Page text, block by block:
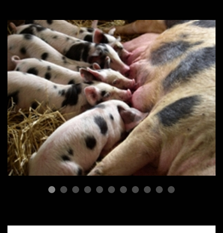
ПОРОДЫ СВИНЕЙ
Гибридизация при
скрещивании двух пород